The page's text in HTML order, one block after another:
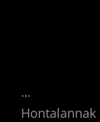
…
Hontalannak